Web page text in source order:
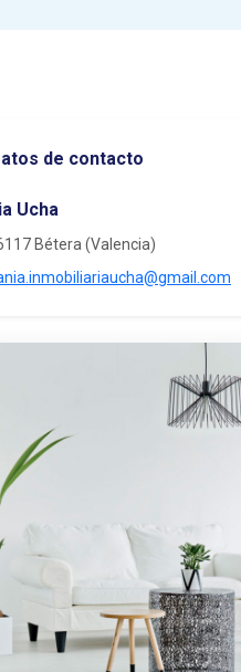
de contacto
Ucha
Bétera (Valencia)